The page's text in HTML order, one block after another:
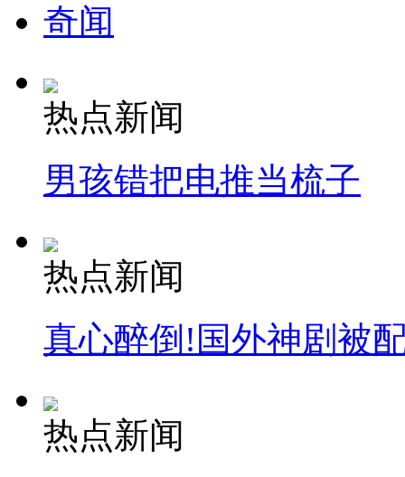
安徽一实载49人客车翻车
奇闻
热点新闻
男孩错把电推当梳子
热点新闻
真心醉倒!国外神剧被
热点新闻